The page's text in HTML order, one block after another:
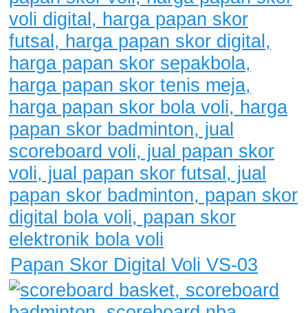
Papan Skor Digital Voli VS-03